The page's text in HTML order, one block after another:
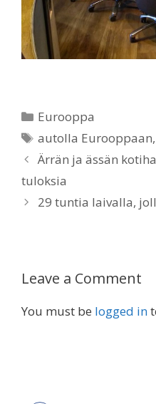
Categories
Eurooppa
Tags
autolla Eurooppaan,
Ärrän ja ässän
tuloksia
29 tuntia laivalla,
Leave a Comment
You must be logged in